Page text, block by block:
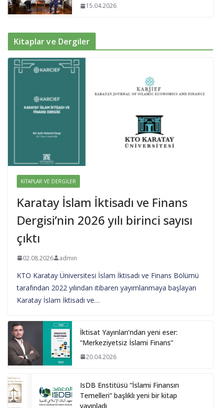
15.04.2026
Kitaplar ve Dergiler
KITAPLAR VE DERGILER
Karatay İslam İktisadı ve Finans
Dergisi’nin 2026 yılı birinci sayısı
çıktı
02.08.2026 admin
KTO Karatay Üniversitesi İslam İktisadı ve Finans Bölümü
tarafından 2022 yılından itibaren yayımlanmaya başlayan
Karatay İslam İktisadı ve…
İktisat Yayınları’ndan yeni eser:
“Merkeziyetsiz İslami Finans”
20.04.2026
IsDB Enstitüsü “İslami Finansın
Temelleri” başlıklı yeni bir kitap
yayınladı